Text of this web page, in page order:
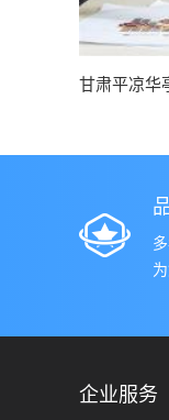
甘肃平凉华
企业服务